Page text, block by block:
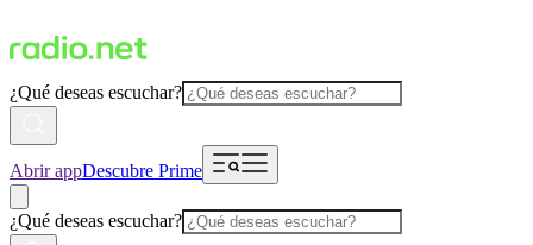
¿Qué deseas escuchar?
Abrir appDescubre Prime
¿Qué deseas escuchar?